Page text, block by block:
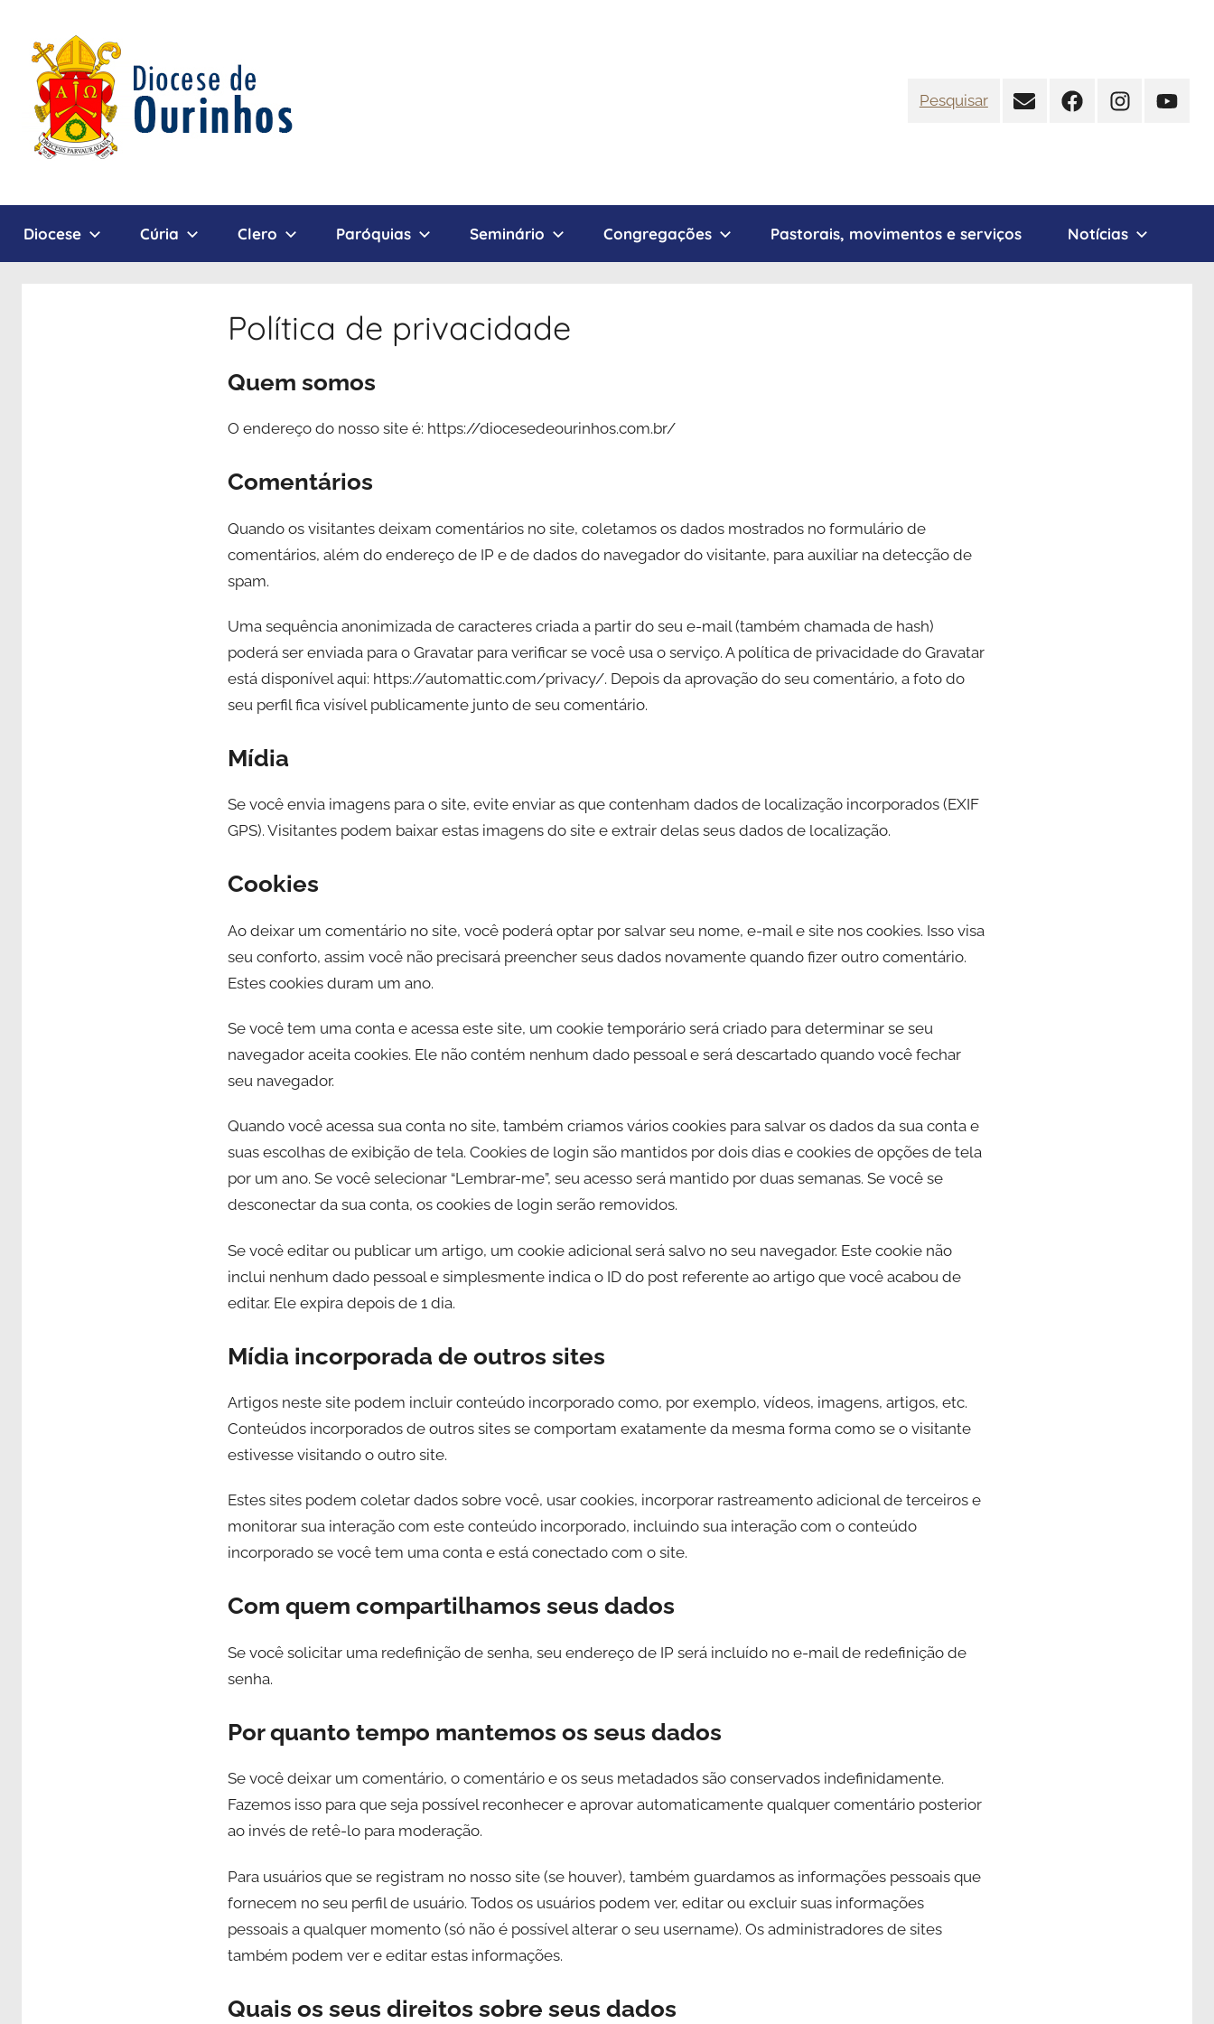
conteúdo
Diocese
de
Pesquisar ContatoFacebookInstagram
Diocese Cúria Clero Paróquias Seminário Congregações Pastorais, movimentos e serviços Notícias
Política de privacidade
Quem somos
O endereço do nosso site é: https://diocesedeourinhos.com.br/
Comentários
Quando os visitantes deixam comentários no site, coletamos os dados mostrados no formulário de
comentários, além do endereço de IP e de dados do navegador do visitante, para auxiliar na detecção de
spam.
Uma sequência anonimizada de caracteres criada a partir do seu e-mail (também chamada de hash)
poderá ser enviada para o Gravatar para verificar se você usa o serviço. A política de privacidade do Gravatar
está disponível aqui: https://automattic.com/privacy/. Depois da aprovação do seu comentário, a foto do
seu perfil fica visível publicamente junto de seu comentário.
Mídia
Se você envia imagens para o site, evite enviar as que contenham dados de localização incorporados (EXIF
GPS). Visitantes podem baixar estas imagens do site e extrair delas seus dados de localização.
Cookies
Ao deixar um comentário no site, você poderá optar por salvar seu nome, e-mail e site nos cookies. Isso visa
seu conforto, assim você não precisará preencher seus dados novamente quando fizer outro comentário.
Estes cookies duram um ano.
Se você tem uma conta e acessa este site, um cookie temporário será criado para determinar se seu
navegador aceita cookies. Ele não contém nenhum dado pessoal e será descartado quando você fechar
seu navegador.
Quando você acessa sua conta no site, também criamos vários cookies para salvar os dados da sua conta e
suas escolhas de exibição de tela. Cookies de login são mantidos por dois dias e cookies de opções de tela
por um ano. Se você selecionar “Lembrar-me”, seu acesso será mantido por duas semanas. Se você se
desconectar da sua conta, os cookies de login serão removidos.
Se você editar ou publicar um artigo, um cookie adicional será salvo no seu navegador. Este cookie não
inclui nenhum dado pessoal e simplesmente indica o ID do post referente ao artigo que você acabou de
editar. Ele expira depois de 1 dia.
Mídia incorporada de outros sites
Artigos neste site podem incluir conteúdo incorporado como, por exemplo, vídeos, imagens, artigos, etc.
Conteúdos incorporados de outros sites se comportam exatamente da mesma forma como se o visitante
estivesse visitando o outro site.
Estes sites podem coletar dados sobre você, usar cookies, incorporar rastreamento adicional de terceiros e
monitorar sua interação com este conteúdo incorporado, incluindo sua interação com o conteúdo
incorporado se você tem uma conta e está conectado com o site.
Com quem compartilhamos seus dados
Se você solicitar uma redefinição de senha, seu endereço de IP será incluído no e-mail de redefinição de
senha.
Por quanto tempo mantemos os seus dados
Se você deixar um comentário, o comentário e os seus metadados são conservados indefinidamente.
Fazemos isso para que seja possível reconhecer e aprovar automaticamente qualquer comentário posterior
ao invés de retê-lo para moderação.
Para usuários que se registram no nosso site (se houver), também guardamos as informações pessoais que
fornecem no seu perfil de usuário. Todos os usuários podem ver, editar ou excluir suas informações
pessoais a qualquer momento (só não é possível alterar o seu username). Os administradores de sites
também podem ver e editar estas informações.
Quais os seus direitos sobre seus dados